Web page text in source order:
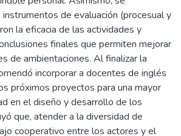
de evaluación (procesual y
la eficacia de las actividades y
finales que permiten mejorar
de ambientaciones. Al finalizar la
incorporar a docentes de inglés
próximos proyectos para una mayor
en el diseño y desarrollo de los
que, atender a la diversidad de
cooperativo entre los actores y el